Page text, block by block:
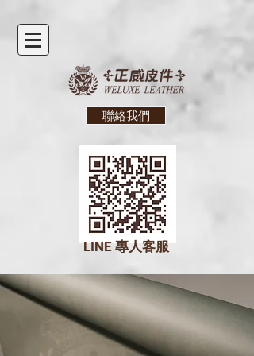
聯絡我們
LINE專人客服